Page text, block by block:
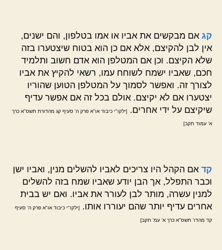
קג אם מבקשים את אביו או אמו בטלפון, והם ישנים,
אין לבן להקיצם, אלא אם כן הוא בטוח שיצטערו בזה
שלא הקיצם. וכן אם המטלפן הוא אדם חשוב ותלמיד
חכם, שאביו ישמח לשוחח עמו, רשאי להקיץ את אביו
לצורך זה. ואפשר לסמוך על המטלפן הטוען שהוריו
יצטערו אם לא יקיצם. אולם בכל זה אם אפשר עדיף
שיקיצם על ידי אחרים.
[ילקו"י כיבוד או"א פרק ה' סעיף קג מהדורת תשס"א כרך
א' עמוד תקב]
קד אם הקהל היו צריכים לאביו להשלים מנין, ואביו ישן
וכבר התפלל, אך הבן יודע שאביו שמח בזה להשלים
למנין עשרה, מותר לבן לעורר את אביו. ואם יש בבית
אחרים עדיף יותר שהם יעוררו אותו.
[ילקו"י כיבוד או"א פרק ה' סעיף
קד מהדו' תשס"א כרך א' עמ' תקב]